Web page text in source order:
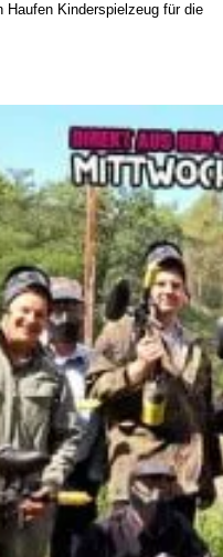
Haufen Kinderspielzeug für die